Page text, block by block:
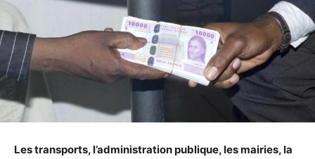
Les transports, l’administration publique, les mairies, la